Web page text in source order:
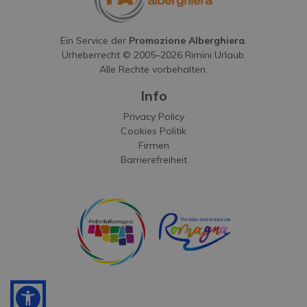
Ein Service der Promozione Alberghiera.
Urheberrecht © 2005–2026Rimini Urlaub.
Alle Rechte vorbehalten.
Info
Privacy Policy
Cookies Politik
Firmen
Barrierefreiheit